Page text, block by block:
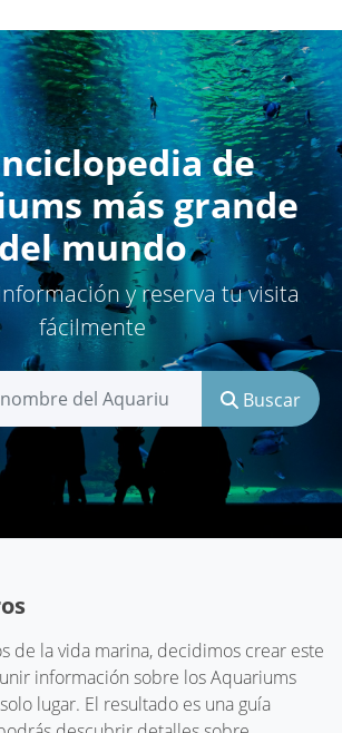
de
más grande
mundo
y reserva tu visita
fácilmente
Buscar
de la vida marina, decidimos crear este
información sobre los Aquariums
lugar. El resultado es una guía